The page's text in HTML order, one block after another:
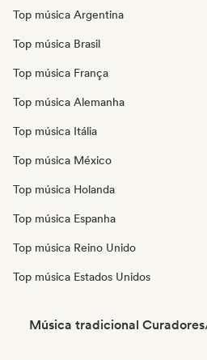
Top música Argentina
Top música Brasil
Top música França
Top música Alemanha
Top música Itália
Top música México
Top música Holanda
Top música Espanha
Top música Reino Unido
Top música Estados Unidos
Música tradicional